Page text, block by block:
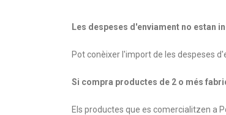
Les despeses d'enviament no estan
Pot conèixer l'import de les despeses
Si compra productes de 2 o més
Els productes que es comercialitzen a